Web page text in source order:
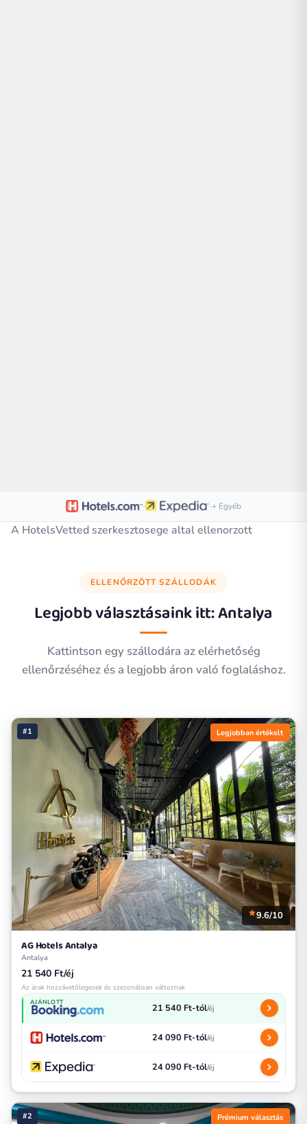
· ·+ Egyéb
A HotelsVetted szerkesztosege altal ellenorzott
ELLENŐRZÖTT SZÁLLODÁK
Legjobb választásaink itt:Antalya
Kattintson egy szállodára az elérhetőség
ellenőrzéséhez és a legjobb áron való foglaláshoz.
#1 Legjobban értékelt
9.6/10
AG Hotels Antalya
Antalya
21 540 Ft/éj
Az árak hozzávetőlegesek és szezonálisan változnak
AJÁNLOTT 21 540 Ft-tól/éj
24 090 Ft-tól/éj
24 090 Ft-tól/éj
#2 Prémium választás